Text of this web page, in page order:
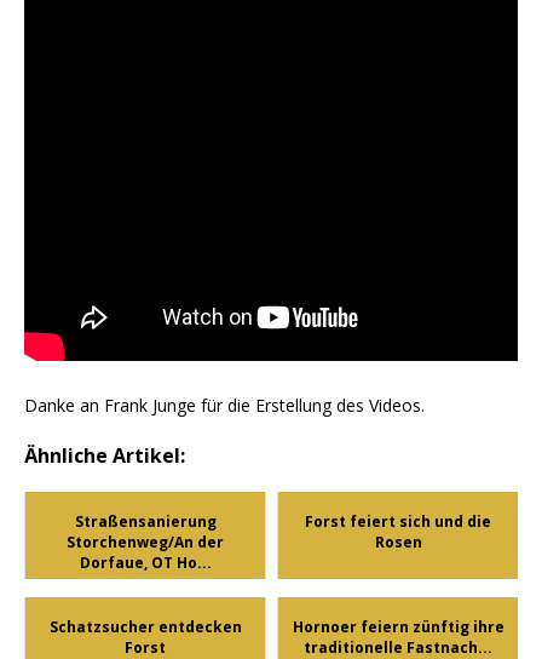
Danke an Frank Junge für die Erstellung des Videos.
Ähnliche Artikel:
Straßensanierung
Storchenweg/An der
Dorfaue, OT Ho...
Forst feiert sich und die
Rosen
Schatzsucher entdecken
Forst
Hornoer feiern zünftig ihre
traditionelle Fastnach...